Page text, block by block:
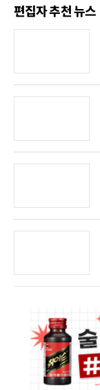
편집자 추천 뉴스